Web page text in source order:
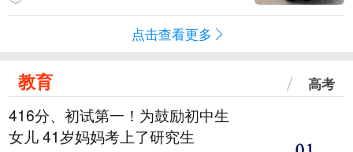
点击查看更多
教育 高考
416分、初试第一！为鼓励初中生
女儿 41岁妈妈考上了研究生